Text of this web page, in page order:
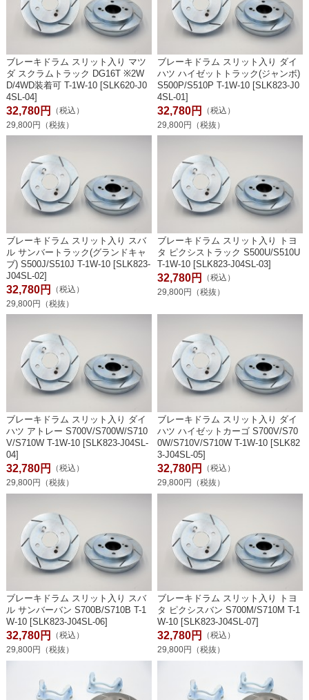
ブレーキドラム スリット入り マツ
ダ スクラムトラック DG16T ※2W
D/4WD装着可 T-1W-10 [SLK620-J0
4SL-04]
32,780円
（税込）
29,800円（税抜）
ブレーキドラム スリット入り ダイ
ハツ ハイゼットトラック(ジャンボ)
S500P/S510P T-1W-10 [SLK823-J0
4SL-01]
32,780円
（税込）
29,800円（税抜）
ブレーキドラム スリット入り スバ
ル サンバートラック(グランドキャ
ブ) S500J/S510J T-1W-10 [SLK823-
J04SL-02]
32,780円
（税込）
29,800円（税抜）
ブレーキドラム スリット入り トヨ
タ ピクシストラック S500U/S510U
T-1W-10 [SLK823-J04SL-03]
32,780円
（税込）
29,800円（税抜）
ブレーキドラム スリット入り ダイ
ハツ アトレー S700V/S700W/S710
V/S710W T-1W-10 [SLK823-J04SL-
04]
32,780円
（税込）
29,800円（税抜）
ブレーキドラム スリット入り ダイ
ハツ ハイゼットカーゴ S700V/S70
0W/S710V/S710W T-1W-10 [SLK82
3-J04SL-05]
32,780円
（税込）
29,800円（税抜）
ブレーキドラム スリット入り スバ
ル サンバーバン S700B/S710B T-1
W-10 [SLK823-J04SL-06]
32,780円
（税込）
29,800円（税抜）
ブレーキドラム スリット入り トヨ
タ ピクシスバン S700M/S710M T-1
W-10 [SLK823-J04SL-07]
32,780円
（税込）
29,800円（税抜）